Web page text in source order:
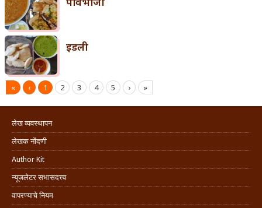
इडली
« ‹ 1 2 3 4 5 › »
लेख व्यवस्थापन
लेखक नोंदणी
Author Kit
न्यूजलेटर सभासदत्त्व
वापरण्याचे नियम